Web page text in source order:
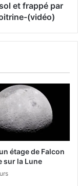
et frappé par
(vidéo)
étage de Falcon
sur la Lune